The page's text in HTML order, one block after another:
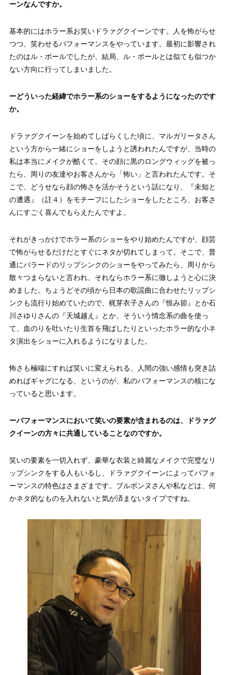
ーンなんですか。
基本的にはホラー系お笑いドラァグクイーンです。人を怖がらせ
つつ、笑わせるパフォーマンスをやっています。最初に影響され
たのはル・ポールでしたが、結局、ル・ポールとは似ても似つか
ない方向に行ってしまいました。
ーどういった経緯でホラー系のショーをするようになったのです
か。
ドラァグクイーンを始めてしばらくした頃に、マルガリータさん
という方から一緒にショーをしようと誘われたんですが、当時の
私は本当にメイクが酷くて。その顔に黒のロングウィッグを被っ
たら、周りの友達やお客さんから「怖い」と言われたんです。そ
こで、どうせなら顔の怖さを活かそうという話になり、『未知と
の遭遇』（註４）をモチーフにしたショーをしたところ、お客さ
んにすごく喜んでもらえたんですよ。
それがきっかけでホラー系のショーをやり始めたんですが、顔芸
で怖がらせるだけだとすぐにネタが切れてしまって。そこで、普
通にバラードのリップシンクのショーをやってみたら、周りから
散々つまらないと言われ、それならホラー系に徹しようと心に決
めました。ちょうどその頃から日本の歌謡曲に合わせたリップシ
ンクも流行り始めていたので、梶芽衣子さんの『恨み節』とか石
川さゆりさんの『天城越え』とか、そういう情念系の曲を使っ
て、血のりを吐いたり生首を飛ばしたりといったホラー的な小ネ
タ演出をショーに入れるようになりました。
怖さも極端にすれば笑いに変えられる、人間の強い感情も突き詰
めればギャグになる、というのが、私のパフォーマンスの核にな
っていると思います。
ーパフォーマンスにおいて笑いの要素が含まれるのは、ドラァグ
クイーンの方々に共通していることなのですか。
笑いの要素を一切入れず、豪華な衣装と綺麗なメイクで完璧なリ
ップシンクをする人もいるし、ドラァグクイーンによってパフォ
ーマンスの特色はさまざまです。ブルボンヌさんや私などは、何
かネタ的なものを入れないと気が済まないタイプですね。